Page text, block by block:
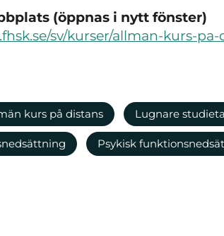
(öppnas i nytt fönster)
sv/kurser/allman-kurs-pa-
kurs på distans Lugnare
Psykisk